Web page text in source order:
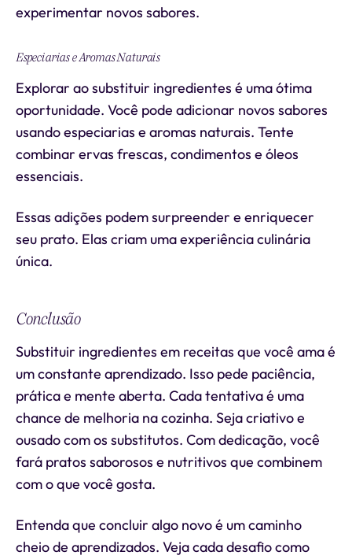
experimentar novos sabores.
Especiarias e Aromas Naturais
Explorar ao substituir ingredientes é uma ótima
oportunidade. Você pode adicionar novos sabores
usando especiarias e aromas naturais. Tente
combinar ervas frescas, condimentos e óleos
essenciais.
Essas adições podem surpreender e enriquecer
seu prato. Elas criam uma experiência culinária
única.
Conclusão
Substituir ingredientes em receitas que você ama é
um constante aprendizado. Isso pede paciência,
prática e mente aberta. Cada tentativa é uma
chance de melhoria na cozinha. Seja criativo e
ousado com os substitutos. Com dedicação, você
fará pratos saborosos e nutritivos que combinem
com o que você gosta.
Entenda que concluir algo novo é um caminho
cheio de aprendizados. Veja cada desafio como